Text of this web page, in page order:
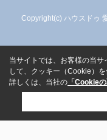
Copyright(c) ハウスドゥ
当サイトでは、お客様の当
して、クッキー（Cookie）を
詳しくは、当社の 「Cookie